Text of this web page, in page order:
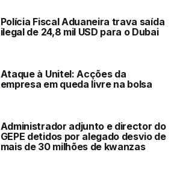
Polícia Fiscal Aduaneira trava saída
ilegal de 24,8 mil USD para o Dubai
Ataque à Unitel: Acções da
empresa em queda livre na bolsa
Administrador adjunto e director do
GEPE detidos por alegado desvio de
mais de 30 milhões de kwanzas